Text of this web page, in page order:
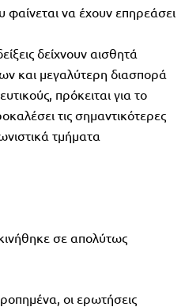
φαίνεται να έχουν επηρεάσει
δείχνουν αισθητά
και μεγαλύτερη διασπορά
πρόκειται για το
τις σημαντικότερες
τμήματα
σε απολύτως
οι ερωτήσεις